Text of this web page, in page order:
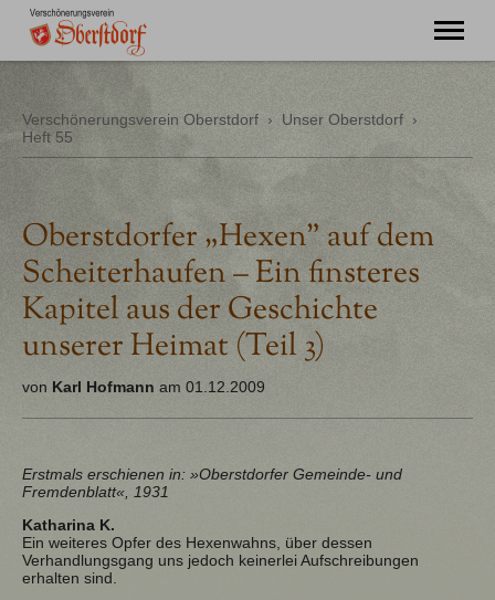
Willkommen
Aktuell
Unser Oberstdorf
Flurnamen
Literatur
Kontakt
Verschönerungsverein Oberstdorf › Unser Oberstdorf ›
Heft 55
Oberstdorfer „Hexen” auf dem
Scheiterhaufen – Ein finsteres
Kapitel aus der Geschichte
unserer Heimat (Teil 3)
von Karl Hofmann am 01.12.2009
Erstmals erschienen in: »Oberstdorfer Gemeinde- und
Fremdenblatt«, 1931
Katharina K.
Ein weiteres Opfer des Hexenwahns, über dessen
Verhandlungsgang uns jedoch keinerlei Aufschreibungen
erhalten sind.